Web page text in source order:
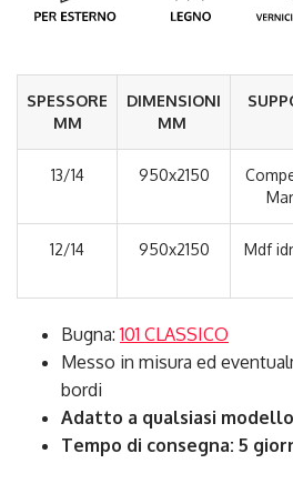
SPESSORE
MM
DIMENSIONI
MM
13/14 950x2150
12/14 950x2150 Mdf
Bugna:101 CLASSICO
Messo in misura ed
bordi
Adatto a qualsiasi
Tempo di consegna: 5